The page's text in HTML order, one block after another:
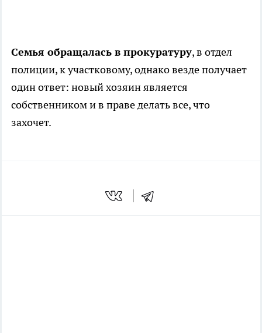
Семья обращалась в прокуратуру, в отдел
полиции, к участковому, однако везде получает
один ответ: новый хозяин является
собственником и в праве делать все, что
захочет.